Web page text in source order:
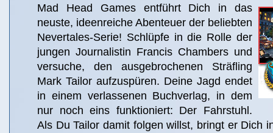
Mad Head Games entführt Dich in das
neuste, ideenreiche Abenteuer der beliebten
Nevertales-Serie! Schlüpfe in die Rolle der
jungen Journalistin Francis Chambers und
versuche, den ausgebrochenen Sträfling
Mark Tailor aufzuspüren. Deine Jagd endet
in einem verlassenen Buchverlag, in dem
nur noch eins funktioniert: Der Fahrstuhl.
Als Du Tailor damit folgen willst, bringt er Dich